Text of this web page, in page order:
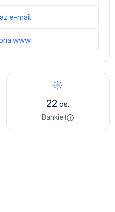
22os.
Bankiet
e-mail
www